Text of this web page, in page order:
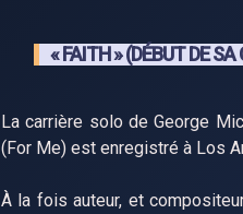
« FAITH » (DÉBUT DE SA
La carrière solo de George
(For Me) est enregistré à Los
À la fois auteur, et